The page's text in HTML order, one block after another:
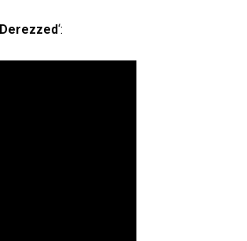
Derezzed‘: